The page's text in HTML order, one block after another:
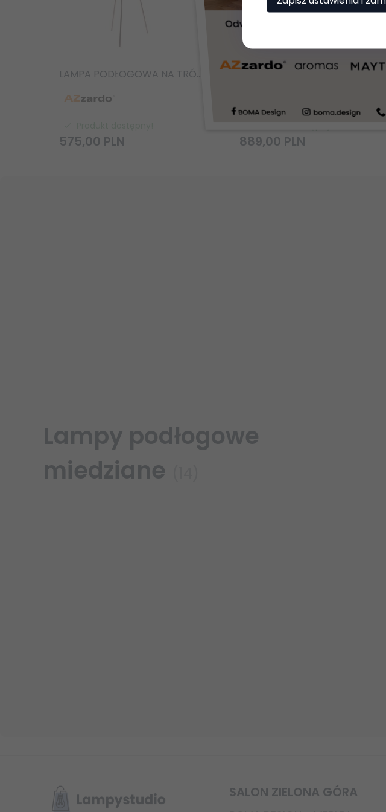
LAMPA PODŁOGOWA NA TRÓJNOGU AZZARDO FINN COPPER AZ3011
575,00 PLN
Lampa podłogowa retro z białym szklanym kloszem MAYTONI ERICH MOD221-FL-01-G sypialniana, do salonu
889,00 PLN
Lampy podłogowe
miedziane
SALON ZIELONA GÓRA